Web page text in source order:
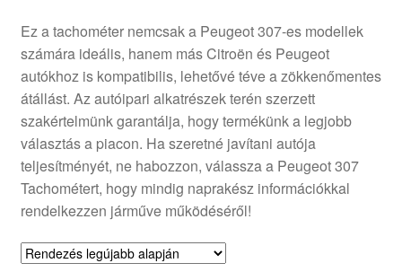
Saját fiókom
Szállítás
Szállítás világszerte
Szekér
Ez a tachométer nemcsak a Peugeot 307-es modellek
számára ideális, hanem más Citroën és Peugeot
autókhoz is kompatibilis, lehetővé téve a zökkenőmentes
átállást. Az autóipari alkatrészek terén szerzett
szakértelmünk garantálja, hogy termékünk a legjobb
választás a piacon. Ha szeretné javítani autója
teljesítményét, ne habozzon, válassza a Peugeot 307
Tachométert, hogy mindig naprakész információkkal
rendelkezzen járműve működéséről!